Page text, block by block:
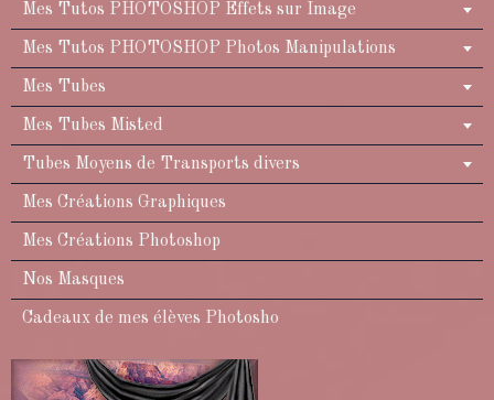
Mes Tutos PHOTOSHOP Effets sur Image
Mes Tutos PHOTOSHOP Photos Manipulations
Mes Tubes
Mes Tubes Misted
Tubes Moyens de Transports divers
Mes Créations Graphiques
Mes Créations Photoshop
Nos Masques
Cadeaux de mes élèves Photosho